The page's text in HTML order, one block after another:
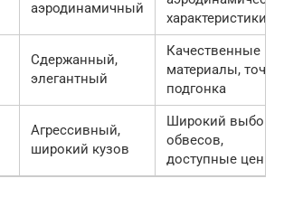
аэродинамичный
характеристики
Сдержанный,
элегантный
Качественные
материалы,
подгонка
Агрессивный,
широкий кузов
Широкий выбор
обвесов,
доступные цены